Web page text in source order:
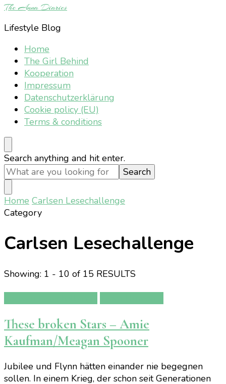
The Anna Diaries
Lifestyle Blog
Home
The Girl Behind
Kooperation
Impressum
Datenschutzerklärung
Cookie policy (EU)
Terms & conditions
Looking
for
Something?
Search anything and hit enter.
Home Carlsen Lesechallenge
Category
Carlsen Lesechallenge
Showing: 1 - 10 of 15 RESULTS
These broken Stars – Amie
Kaufman/Meagan Spooner
Jubilee und Flynn hätten einander nie begegnen
sollen. In einem Krieg, der schon seit Generationen